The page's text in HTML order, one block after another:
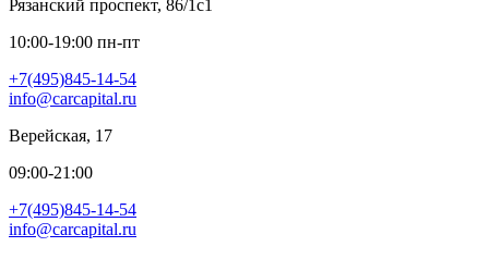
Рязанский проспект, 86/1с1
10:00-19:00 пн-пт
+7(495)845-14-54
info@carcapital.ru
Верейская, 17
09:00-21:00
+7(495)845-14-54
info@carcapital.ru